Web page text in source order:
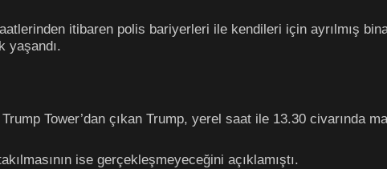
itibaren polis bariyerleri ile kendileri için ayrılmış
yaşandı.
Tower’dan çıkan Trump, yerel saat ile 13.30 civarında
ise gerçekleşmeyeceğini açıklamıştı.